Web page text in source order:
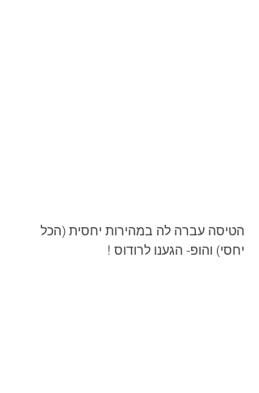
הטיסה עברה לה במהירות יחסית (הכל
יחסי) והופ- הגענו לרודוס !